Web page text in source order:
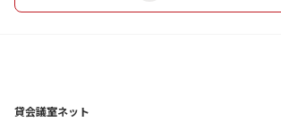
貸会議室ネット